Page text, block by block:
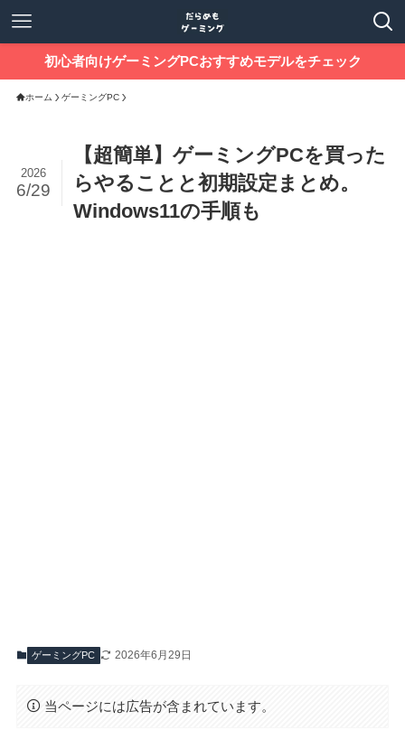
初心者向けゲーミングPCおすすめモデルをチェック
ホーム ゲーミングPC
【超簡単】ゲーミングPCを買った
らやることと初期設定まとめ。
Windows11の手順も
2026
6/29
ゲーミングPC 2026年6月29日
当ページには広告が含まれています。